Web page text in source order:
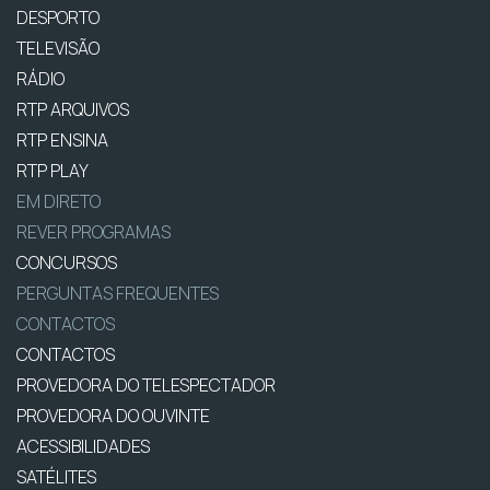
DESPORTO
TELEVISÃO
RÁDIO
RTP ARQUIVOS
RTP ENSINA
RTP PLAY
EM DIRETO
REVER PROGRAMAS
CONCURSOS
PERGUNTAS FREQUENTES
CONTACTOS
CONTACTOS
PROVEDORA DO TELESPECTADOR
PROVEDORA DO OUVINTE
ACESSIBILIDADES
SATÉLITES